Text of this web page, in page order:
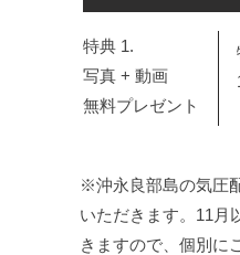
特典 1.
​写真 + 動画
無料プレゼント
※沖永良部島の気圧
いただきます。11月
きますので、個別に